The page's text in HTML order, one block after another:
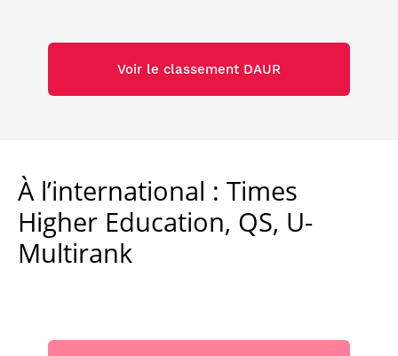
Voir le classement DAUR
À l’international : Times
Higher Education, QS, U-
Multirank